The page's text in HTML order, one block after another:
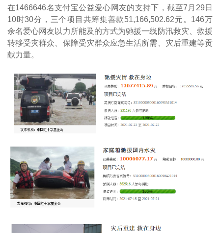
在1466646名支付宝公益爱心网友的支持下，截至7月29日
10时30分，三个项目共筹集善款51,166,502.62元。146万
余名爱心网友以力所能及的方式为驰援一线防汛救灾、救援
转移受灾群众、保障受灾群众应急生活所需、灾后重建等贡
献力量。